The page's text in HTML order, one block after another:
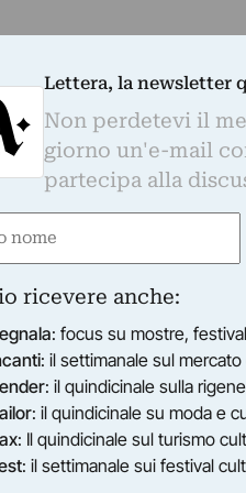
Manzi -
una mostra digitale
sfondi liberamente
S. Pietro di Lavagno (VR) 14/06/
Lettera, la newsletter
Non perdetevi il
giorno un'e-mail
partecipa alla
ricevere anche:
: focus su mostre,
: il settimanale sul
: il quindicinale sulla
: il quindicinale su moda e
: Il quindicinale sul turismo
: il settimanale sui festival